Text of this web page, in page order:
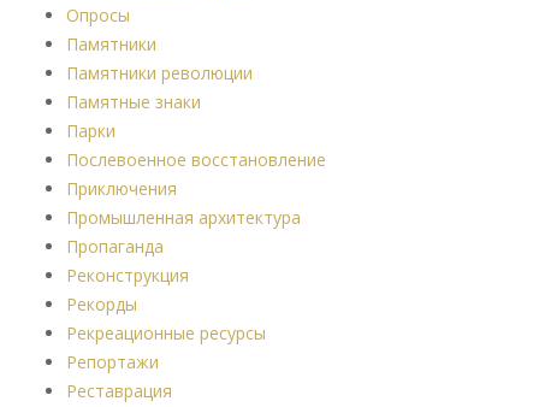
Опросы
Памятники
Памятники революции
Памятные знаки
Парки
Послевоенное восстановление
Приключения
Промышленная архитектура
Пропаганда
Реконструкция
Рекорды
Рекреационные ресурсы
Репортажи
Реставрация